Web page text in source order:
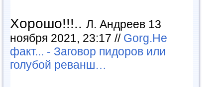
Хорошо!!!.. Л. Андреев 13
ноября 2021, 23:17 // Gorg.Не
факт... - Заговор пидоров или
голубой реванш…